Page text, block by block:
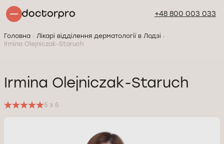
+48 800 003 033
Головна
Лікарі відділення дерматології в Лодзі
Irmina Olejniczak-Staruch
Irmina Olejniczak-Staruch
5 з 5